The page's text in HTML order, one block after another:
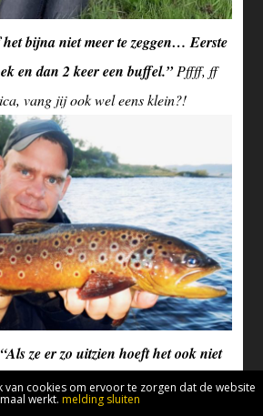
bijna niet meer te zeggen… Eerste
en dan 2 keer een buffel.”Pffff, ff
vang jij ook wel eens klein?!
ze er zo uitzien hoeft het ook niet
vanuit Noorwegen!” Een schilderij
van cookies om ervoor te zorgen dat de website
werkt. melding sluiten